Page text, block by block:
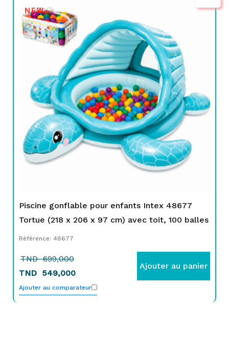
NEW
Piscine gonflable pour enfants Intex 48677
Tortue (218 x 206 x 97 cm) avec toit, 100 balles
Référence: 48677
TND699,000
prix
initial
était :
699,000.
TND 549,000
prix
actuel
est :
549,000.
Ajouter au panier
Ajouter au comparateur